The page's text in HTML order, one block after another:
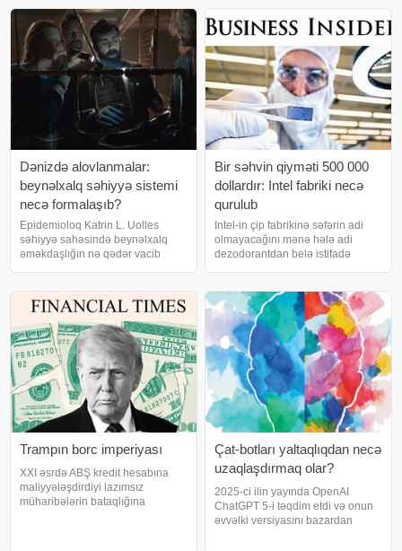
ABŞ-ın Orta Qərbində yaşayan
təqaüdçü bir babanın həyatına
bənzəyir
Milli Məclisin İqtisad
Dənizdə alovlanmalar:
beynəlxalq səhiyyə sistemi
necə formalaşıb?
Epidemioloq Katrin L. Uolles
səhiyyə sahəsində beynəlxalq
əməkdaşlığın nə qədər vacib
guşələrini görməyə imkan verən
rahat üzən otellərdir. Amma
epidemioloq kimi bilirə
Bir səhvin qiyməti 500 000
dollardır: Intel fabriki necə
qurulub
Intel-in çip fabrikinə səfərin adi
olmayacağını mənə hələ adi
dezodorantdan belə istifadə
saç spreyi. Nə kosmetika.
Videooperatorla birlikdə Oreqona
uçmazdan əvvə
Trampın borc imperiyası
XXI əsrdə ABŞ kredit hesabına
maliyyələşdirdiyi lazımsız
müharibələrin bataqlığına
Çat-botları yaltaqlıqdan necə
uzaqlaşdırmaq olar?
2025-ci ilin yayında OpenAI
ChatGPT 5-i təqdim etdi və onun
əvvəlki versiyasını bazardan